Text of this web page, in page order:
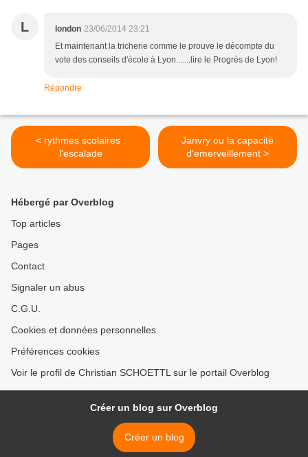
L london 23/06/2014 23:21
Et maintenant la tricherie comme le prouve le décompte du
vote des conseils d'école à Lyon.......lire le Progrès de Lyon!
Répondre
< rythmes scolaires :
l'escalade
Janvry ou la capacité
d'emerveillement >
Hébergé par Overblog
Top articles
Pages
Contact
Signaler un abus
C.G.U.
Cookies et données personnelles
Préférences cookies
Voir le profil de Christian SCHOETTL sur le portail Overblog
Créer un blog sur Overblog
Créer un blog